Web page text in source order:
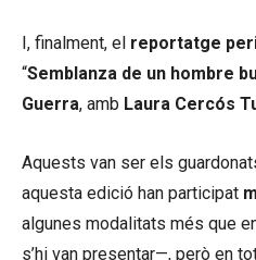
I, finalment, el reportatge
“Semblanza de un hombre
Guerra, amb Laura Cercós
Aquests van ser els
aquesta edició han participat
algunes modalitats més que
s’hi van presentar—, però en